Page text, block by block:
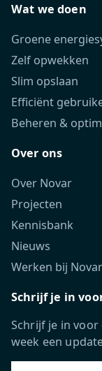
Wat we doen
Groene
Zelf opwekken
Slim opslaan
Efficiënt
Beheren &
Over ons
Over Novar
Projecten
Kennisbank
Nieuws
Werken bij Novar
Schrijf je in
Schrijf je in
week een